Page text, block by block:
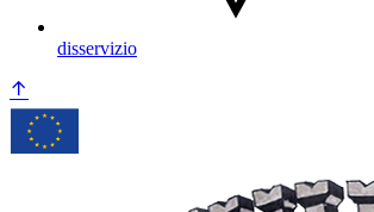
disservizio